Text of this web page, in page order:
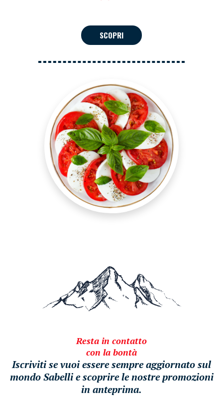
SCOPRI
Resta in contatto
con la bontà
Iscriviti se vuoi essere sempre aggiornato sul
mondo Sabelli e scoprire le nostre promozioni
in anteprima.